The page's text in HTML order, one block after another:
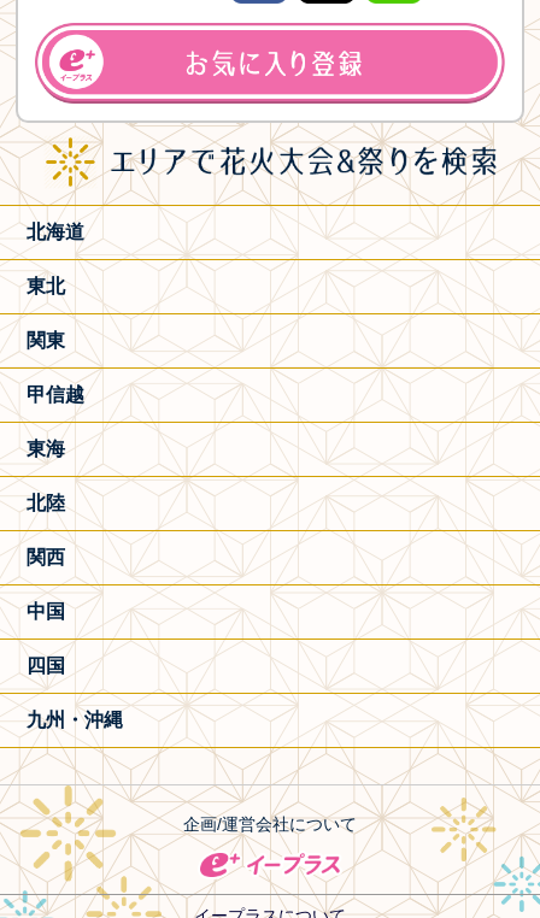
北海道
東北
関東
甲信越
東海
北陸
関西
中国
四国
九州・沖縄
企画/運営会社について